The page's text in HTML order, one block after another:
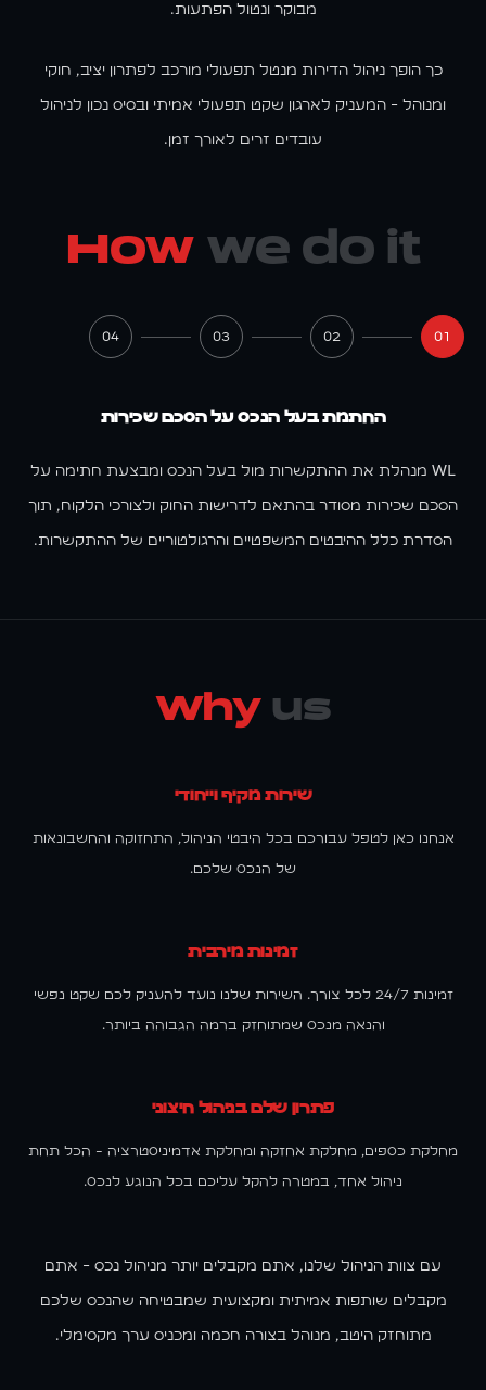
סרטונים
יצירת קשר
מבוקר ונטול הפתעות.
כך הופך ניהול הדירות מנטל תפעולי מורכב לפתרון יציב, חוקי
ומנוהל - המעניק לארגון שקט תפעולי אמיתי ובסיס נכון לניהול
עובדים זרים לאורך זמן.
How we do it
01
02
03
04
החתמת בעל הנכס על הסכם שכירות
WL מנהלת את ההתקשרות מול בעל הנכס ומבצעת חתימה על
הסכם שכירות מסודר בהתאם לדרישות החוק ולצורכי הלקוח, תוך
הסדרת כלל ההיבטים המשפטיים והרגולטוריים של ההתקשרות.
Why us
שירות מקיף וייחודי
אנחנו כאן לטפל עבורכם בכל היבטי הניהול, התחזוקה והחשבונאות
של הנכס שלכם.
זמינות מירבית
זמינות 24/7 לכל צורך. השירות שלנו נועד להעניק לכם שקט נפשי
והנאה מנכס שמתוחזק ברמה הגבוהה ביותר.
פתרון שלם בניהול חיצוני
מחלקת כספים, מחלקת אחזקה ומחלקת אדמיניסטרציה - הכל תחת
ניהול אחד, במטרה להקל עליכם בכל הנוגע לנכס.
עם צוות הניהול שלנו, אתם מקבלים יותר מניהול נכס - אתם
מקבלים שותפות אמיתית ומקצועית שמבטיחה שהנכס שלכם
מתוחזק היטב, מנוהל בצורה חכמה ומכניס ערך מקסימלי.